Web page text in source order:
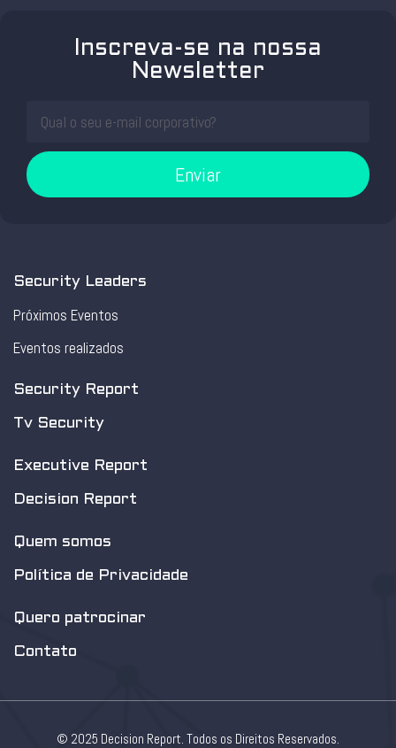
Inscreva-se na nossa
Newsletter
Enviar
Security Leaders
Próximos Eventos
Eventos realizados
Security Report
Tv Security
Executive Report
Decision Report
Quem somos
Política de Privacidade
Quero patrocinar
Contato
© 2025 Decision Report. Todos os Direitos Reservados.